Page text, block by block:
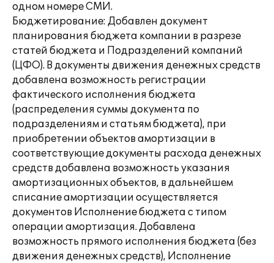
одном номере СМИ.
Бюджетирование: Добавлен документ
планирования бюджета компании в разрезе
статей бюджета и Подразделений компаний
(ЦФО). В документы движения денежных средств
добавлена возможность регистрации
фактического исполнения бюджета
(распределения суммы документа по
подразделениям и статьям бюджета), при
приобретении объектов амортизации в
соответствующие документы расхода денежных
средств добавлена возможность указания
амортизационных объектов, в дальнейшем
списание амортизации осуществляется
документов Исполнение бюджета с типом
операции амортизация. Добавлена
возможность прямого исполнения бюджета (без
движения денежных средств), Исполнение